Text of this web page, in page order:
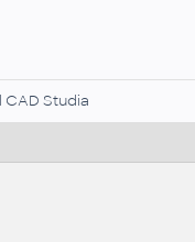
Studia